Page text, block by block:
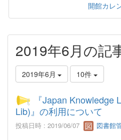
開館カレ
2019年6月の記
2019年6月 10件
『Japan Knowledge
Lib)』の利用について
投稿日時 : 2019/06/07 図書館